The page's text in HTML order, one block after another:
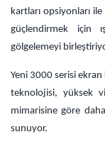
kartları opsiyonları
güçlendirmek için
gölgelemeyi
Yeni 3000 serisi
teknolojisi, yüksek
mimarisine göre
sunuyor.